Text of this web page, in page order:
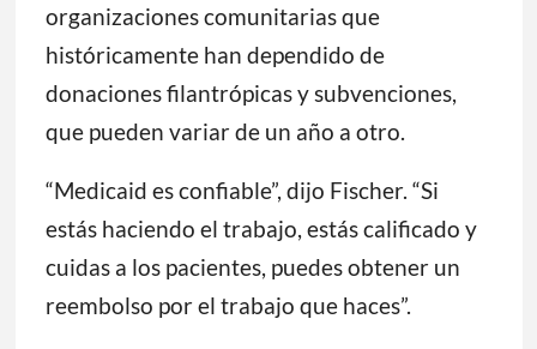
organizaciones comunitarias que
históricamente han dependido de
donaciones filantrópicas y subvenciones,
que pueden variar de un año a otro.
“Medicaid es confiable”, dijo Fischer. “Si
estás haciendo el trabajo, estás calificado y
cuidas a los pacientes, puedes obtener un
reembolso por el trabajo que haces”.